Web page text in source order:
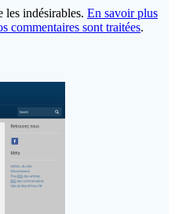
indésirables. En savoir plus
commentaires sont traitées.